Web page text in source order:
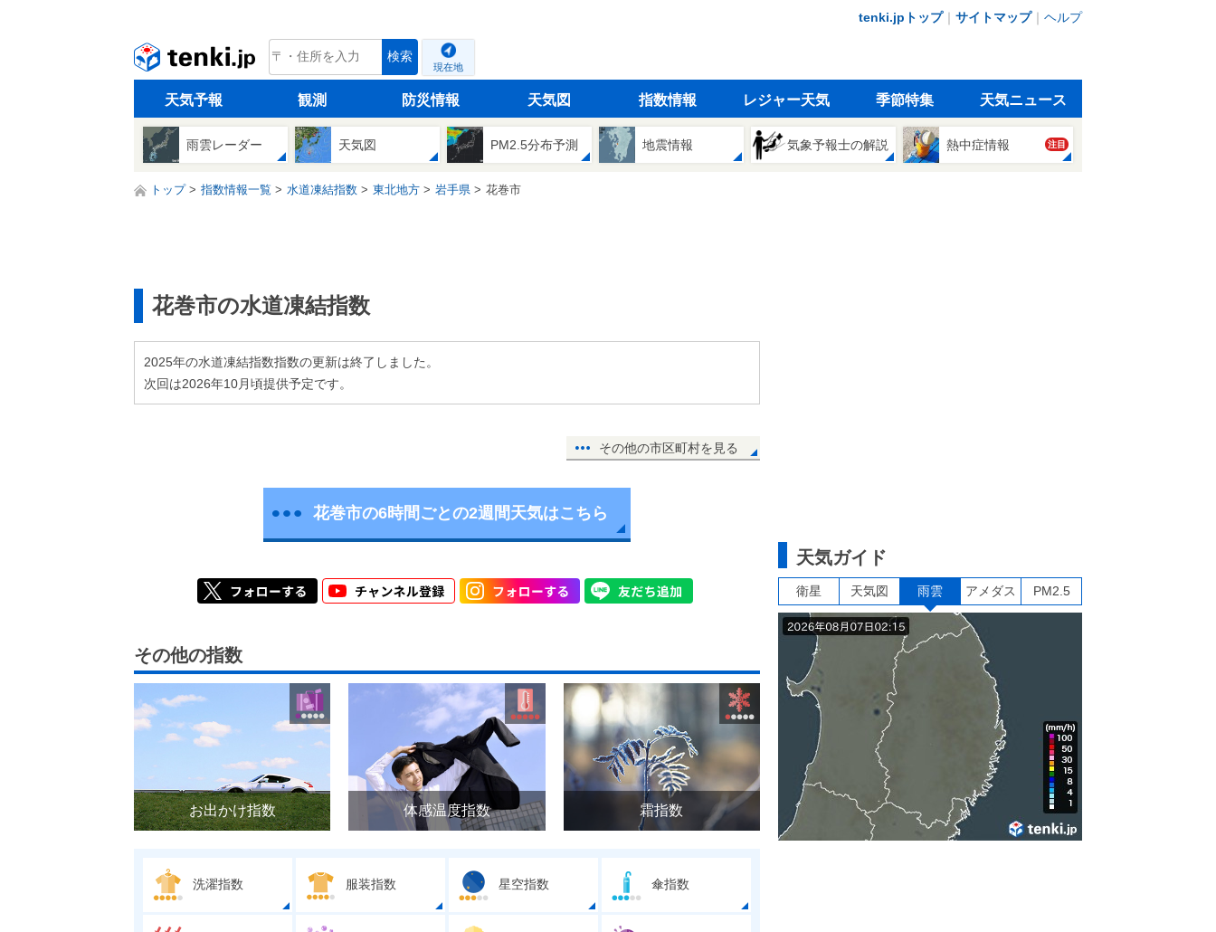
tenki.jpトップ｜ サイトマップ｜ ヘルプ
tenki.jp 検索
現在地
天気予報 観測 防災情報 天気図 指数情報 レジャー天気 季節特集 天気ニュース
雨雲レーダー 天気図 PM2.5分布予測 地震情報 気象予報士の解説 熱中症情報 注目
トップ 指数情報一覧 水道凍結指数 東北地方 岩手県 花巻市
花巻市の水道凍結指数
2025年の水道凍結指数指数の更新は終了しました。
次回は2026年10月頃提供予定です。
その他の市区町村を見る
花巻市の6時間ごとの2週間天気はこちら
その他の指数
お出かけ指数 体感温度指数 霜指数
洗濯指数 服装指数 星空指数 傘指数
天気ガイド
衛星 天気図 雨雲 アメダス PM2.5